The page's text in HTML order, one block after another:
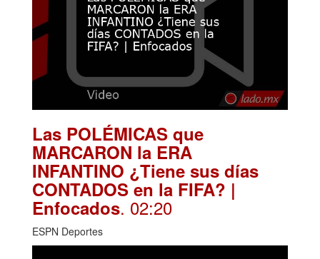
Las POLÉMICAS que
MARCARON la ERA
INFANTINO ¿Tiene sus días
CONTADOS en la FIFA? |
Enfocados. 02:20
ESPN Deportes